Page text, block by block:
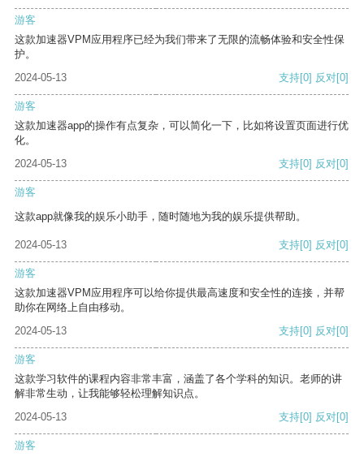
游客
这款加速器VPM应用程序已经为我们带来了无限的流畅体验和安全性保
护。
2024-05-13
支持[0] 反对[0]
游客
这款加速器app的操作有点复杂，可以简化一下，比如将设置页面进行优
化。
2024-05-13
支持[0] 反对[0]
游客
这款app就像我的娱乐小助手，随时随地为我的娱乐提供帮助。
2024-05-13 支持[0] 反对[0]
游客
这款加速器VPM应用程序可以给你提供最高速度和安全性的连接，并帮
助你在网络上自由移动。
2024-05-13
支持[0] 反对[0]
游客
这款学习软件的课程内容非常丰富，涵盖了各个学科的知识。老师的讲
解非常生动，让我能够轻松理解知识点。
2024-05-13
支持[0] 反对[0]
游客